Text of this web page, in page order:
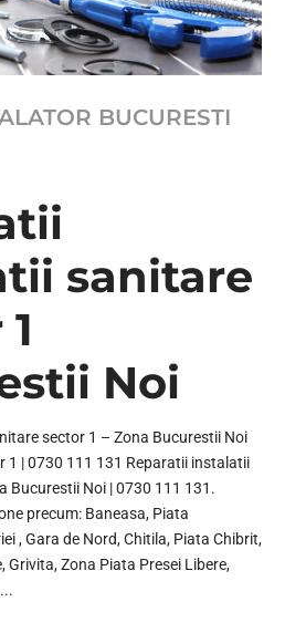
BUCURESTI
sanitare
Noi
sector 1 – Zona Bucurestii Noi
1 | 0730 111 131 Reparatii instalatii
Bucurestii Noi | 0730 111 131.
precum: Baneasa, Piata
, Gara de Nord, Chitila, Piata Chibrit,
Grivita, Zona Piata Presei Libere,